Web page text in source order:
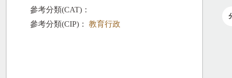
參考分類(CAT)：
參考分類(CIP)：
教育行政